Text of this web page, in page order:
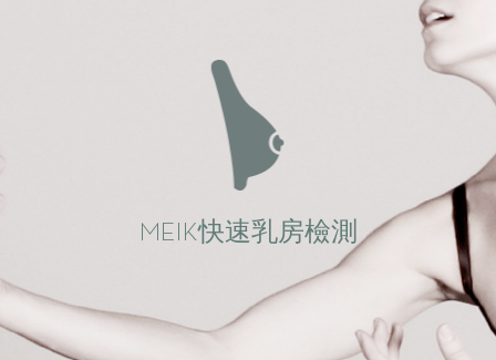
MEIK快速乳房檢測